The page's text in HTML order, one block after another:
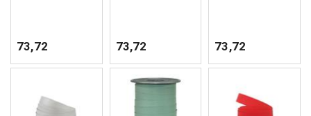
73,72 73,72 73,72